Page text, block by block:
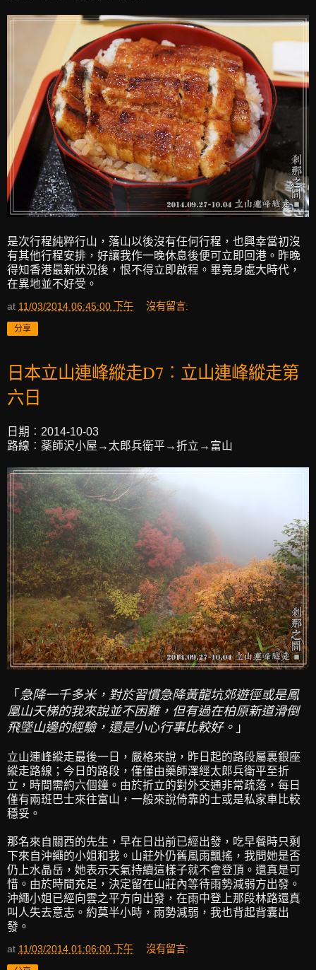
是次行程純粹行山，落山以後沒有任何行程，也興幸當初沒
有其他行程安排，好讓我作一晚休息後便可立即回港。昨晚
得知香港最新狀況後，恨不得立即啟程。畢竟身處大時代，
在異地並不好受。
at 11/03/2014 06:45:00 下午 沒有留言:
分享
日本立山連峰縱走D7︰立山連峰縱走第
六日
日期︰2014-10-03
路線︰薬師沢小屋→太郎兵衛平→折立→富山
「 急降一千多米，對於習慣急降黃龍坑郊遊徑或是鳳
凰山天梯的我來說並不困難，但有過在柏原新道滑倒
飛墜山邊的經驗，還是小心行事比較好。 」
立山連峰縱走最後一日，嚴格來說，昨日起的路段屬裏銀座
縱走路線；今日的路段，僅僅由藥師澤經太郎兵衛平至折
立，時間需約六個鐘。由於折立的對外交通非常疏落，每日
僅有兩班巴士來往富山，一般來說倚靠的士或是私家車比較
穩妥。
那名來自關西的先生，早在日出前已經出發，吃早餐時只剩
下來自沖繩的小姐和我。山莊外仍舊風雨飄搖，我問她是否
仍上水晶岳，她表示天氣持續這樣子就不會登頂。還真是可
惜。由於時間充足，決定留在山莊內等待雨勢減弱方出發。
沖繩小姐已經向雲之平方向出發，在雨中登上那段林路還真
叫人失去意志。約莫半小時，雨勢減弱，我也背起背囊出
發。
at 11/03/2014 01:06:00 下午 沒有留言: